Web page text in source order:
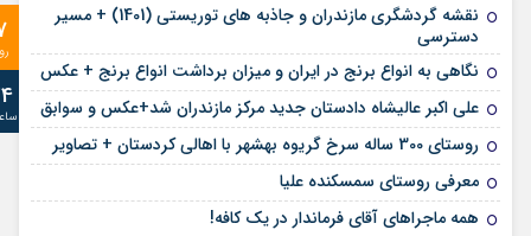
نقشه گردشگری مازندران و جاذبه های توریستی (1401) + مسیر
دسترسی
نگاهی به انواع برنج در ایران و میزان برداشت انواع برنج + عکس
علی‌ اکبر عالیشاه دادستان جدید مرکز مازندران شد+عکس و سوابق
روستای 300 ساله سرخ ‌گریوه بهشهر با اهالی کردستان + تصاویر
معرفی روستای سمسکنده علیا
همه ماجراهای آقای فرماندار در یک کافه!